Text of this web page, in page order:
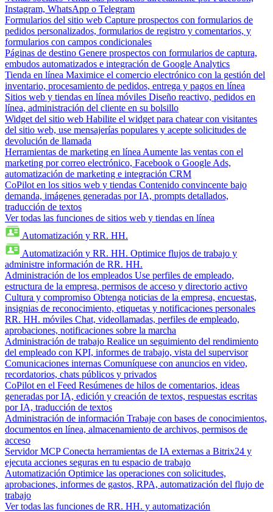
Instagram, WhatsApp o Telegram
Formularios del sitio web Capture prospectos con formularios de
pedidos personalizados, formularios de registro y comentarios, y
formularios con campos condicionales
Páginas de destino Genere prospectos con formularios de captura,
embudos automatizados e integración de Google Analytics
Tienda en línea Maximice el comercio electrónico con la gestión del
inventario, procesamiento de pedidos, entrega y pagos en línea
Sitios web y tiendas en línea móviles Diseño reactivo, pedidos en
línea, administración del cliente en su bolsillo
Widget del sitio web Habilite el widget para chatear con visitantes
del sitio web, use mensajerías populares y acepte solicitudes de
devolución de llamada
Herramientas de marketing en línea Aumente las ventas con el
marketing por correo electrónico, Facebook o Google Ads,
automatización de marketing e integración CRM
CoPilot en los sitios web y tiendas Contenido convincente bajo
demanda, imágenes generadas por IA, prompts detallados,
traducción de textos
Ver todas las funciones de sitios web y tiendas en línea
Automatización y RR. HH.
Automatización y RR. HH. Optimice flujos de trabajo y
administre información de RR. HH.
Administración de los empleados Use perfiles de empleado,
estructura de la empresa, permisos de acceso y directorio activo
Cultura y compromiso Obtenga noticias de la empresa, encuestas,
insignias de reconocimiento, etiquetas y notificaciones personales
RR. HH. móviles Chat, videollamadas, perfiles de empleado,
aprobaciones, notificaciones sobre la marcha
Administración de trabajo Realice un seguimiento del rendimiento
del empleado con KPI, informes de trabajo, vista del supervisor
Comunicaciones internas Comuníquese con anuncios en video,
recordatorios, chats públicos y privados
CoPilot en el Feed Resúmenes de hilos de comentarios, ideas
generadas por IA, edición y creación de textos, respuestas escritas
por IA, traducción de textos
Administración de información Trabaje con bases de conocimientos,
documentos en línea, almacenamiento de archivos, permisos de
acceso
Servidor MCP Conecta herramientas de IA externas a Bitrix24 y
ejecuta acciones seguras en tu espacio de trabajo
Automatización Optimice las operaciones con solicitudes,
aprobaciones, informes de gastos, RPA, automatización del flujo de
trabajo
Ver todas las funciones de RR. HH. y automatización